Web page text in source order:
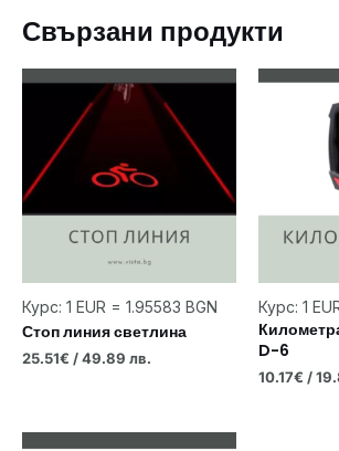
Свързани продукти
Курс: 1 EUR = 1.95583 BGN
Стоп линия светлина
25.51€ / 49.89 лв.
Курс: 1
D-6
10.17€ /